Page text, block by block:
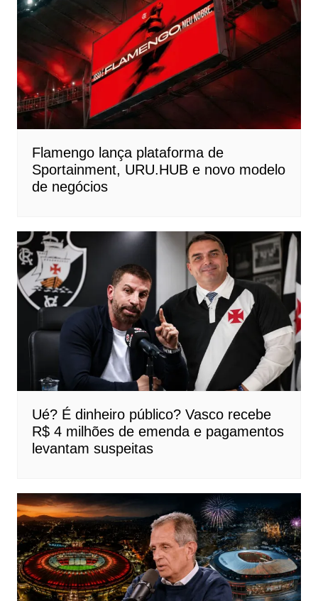
Flamengo lança plataforma de
Sportainment, URU.HUB e novo modelo
de negócios
Ué? É dinheiro público? Vasco recebe
R$ 4 milhões de emenda e pagamentos
levantam suspeitas